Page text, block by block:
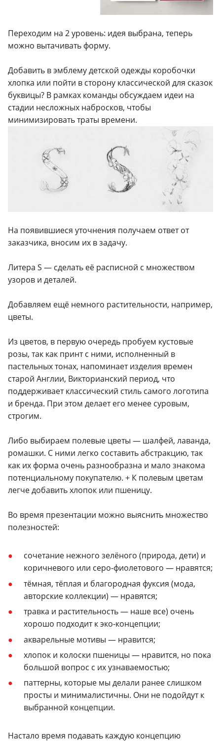
Переходим на 2 уровень: идея выбрана, теперь
можно вытачивать форму.
Добавить в эмблему детской одежды коробочки
хлопка или пойти в сторону классической для сказок
буквицы? В рамках команды обсуждаем идеи на
стадии несложных набросков, чтобы
минимизировать траты времени.
На появившиеся уточнения получаем ответ от
заказчика, вносим их в задачу.
Литера S — сделать её расписной с множеством
узоров и деталей.
Добавляем ещё немного растительности, например,
цветы.
Из цветов, в первую очередь пробуем кустовые
розы, так как принт с ними, исполненный в
пастельных тонах, напоминает изделия времен
старой Англии, Викторианский период, что
поддерживает классический стиль самого логотипа
и бренда. При этом делает его менее суровым,
строгим.
Либо выбираем полевые цветы — шалфей, лаванда,
ромашки. С ними легко составить абстракцию, так
как их форма очень разнообразна и мало знакома
потенциальному покупателю. + К полевым цветам
легче добавить хлопок или пшеницу.
Во время презентации можно выяснить множество
полезностей:
сочетание нежного зелёного (природа, дети) и
коричневого или серо-фиолетового — нравятся;
тёмная, тёплая и благородная фуксия (мода,
авторские коллекции) — нравятся;
травка и растительность — наше все) очень
хорошо подходит к эко-концепции;
акварельные мотивы — нравится;
хлопок и колоски пшеницы — нравится, но пока
большой вопрос с их узнаваемостью;
паттерны, которые мы делали ранее слишком
просты и минималистичны. Они не подойдут к
выбранной концепции.
Настало время подавать каждую концепцию